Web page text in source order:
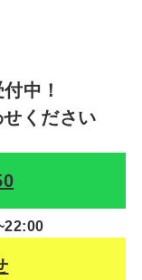
中！
ください